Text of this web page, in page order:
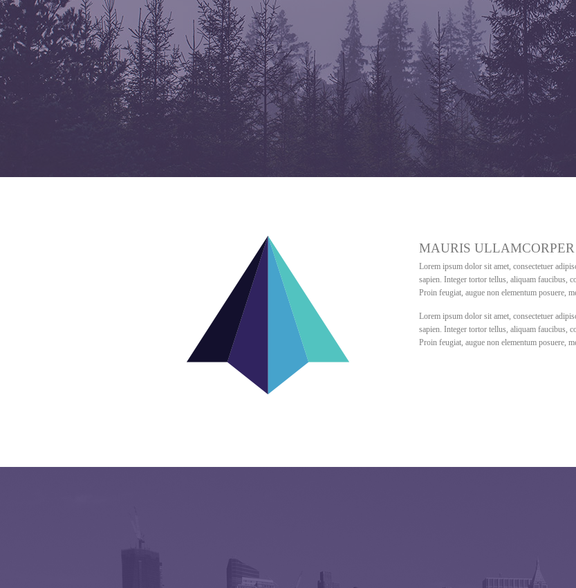
MAURIS ULLAMCORPER
Lorem ipsum dolor sit amet, consectetuer
sapien. Integer tortor tellus, aliquam faucibus,
Proin feugiat, augue non elementum posuere,
Lorem ipsum dolor sit amet, consectetuer
sapien. Integer tortor tellus, aliquam faucibus,
Proin feugiat, augue non elementum posuere,